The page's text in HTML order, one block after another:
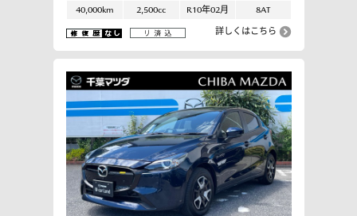
40,000km 2,500cc R10年02月 8AT
詳しくはこちら